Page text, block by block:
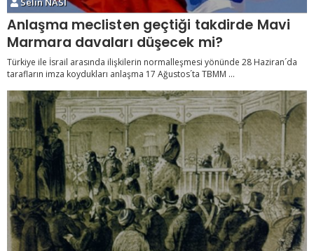
Anlaşma meclisten geçtiği takdirde Mavi
Marmara davaları düşecek mi?
Türkiye ile İsrail arasında ilişkilerin normalleşmesi yönünde 28 Haziran´da
tarafların imza koydukları anlaşma 17 Ağustos´ta TBMM ...